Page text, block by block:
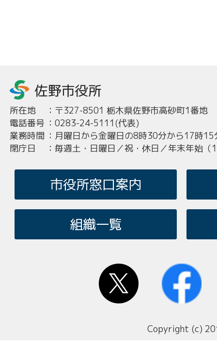
所在地 ： 〒327-8501 栃木県佐野市高砂町1番地
電話番号 ： 0283-24-5111(代表)
業務時間 ： 月曜日から金曜日の8時30分から17時15
閉庁日
： 毎週土・日曜日／祝・休日／年末年始
市役所窓口案内
組織一覧
Copyright (c)